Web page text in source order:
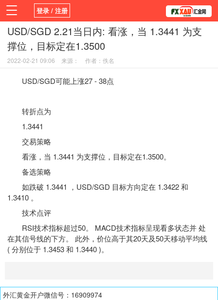
登录 / 注册
首页 新闻 观点 货币
学院
平台
指标EA 书籍
USD/SGD 2.21当日内: 看涨，当 1.3441 为支
撑位，目标定在1.3500
2022-02-21 09:06 来源： 作者：佚名
USD/SGD可能上涨27 - 38点
转折点为
1.3441
交易策略
看涨，当 1.3441 为支撑位，目标定在1.3500。
备选策略
如跌破 1.3441 ，USD/SGD 目标方向定在 1.3422 和
1.3410 。
技术点评
RSI技术指标超过50。 MACD技术指标呈现看多状态并 处
在其信号线的下方。 此外，价位高于其20天及50天移动平均线
( 分别位于 1.3453 和 1.3440 )。
外汇黄金开户微信号：16909974